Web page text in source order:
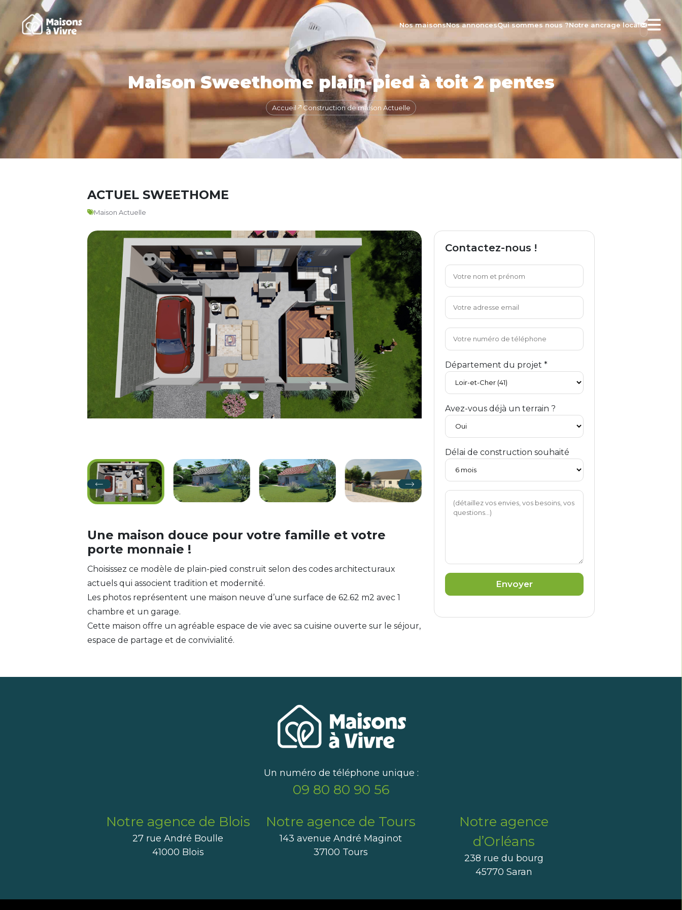
Nos maisonsNos annoncesQui sommes nous ?Notre ancrage local
Maison Sweethome plain-pied à toit 2 pentes
Accueil Construction de maison Actuelle
ACTUEL SWEETHOME
Maison Actuelle
Une maison douce pour votre famille et votre
porte monnaie !
Choisissez ce modèle de plain-pied construit selon des codes architecturaux
actuels qui associent tradition et modernité.
Les photos représentent une maison neuve d’une surface de 62.62 m2 avec 1
chambre et un garage.
Cette maison offre un agréable espace de vie avec sa cuisine ouverte sur le séjour,
espace de partage et de convivialité.
Contactez-nous !
Département du projet *
Avez-vous déjà un terrain ?
Délai de construction souhaité
Envoyer
Un numéro de téléphone unique :
09 80 80 90 56
Notre agence de Blois
27 rue André Boulle
41000 Blois
Notre agence de Tours
143 avenue André Maginot
37100 Tours
Notre agence
d’Orléans
238 rue du bourg
45770 Saran